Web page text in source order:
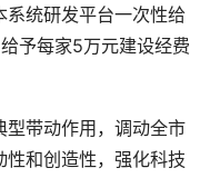
系统研发平台一次性给
予每家5万元建设经费
型带动作用，调动全市
和创造性，强化科技